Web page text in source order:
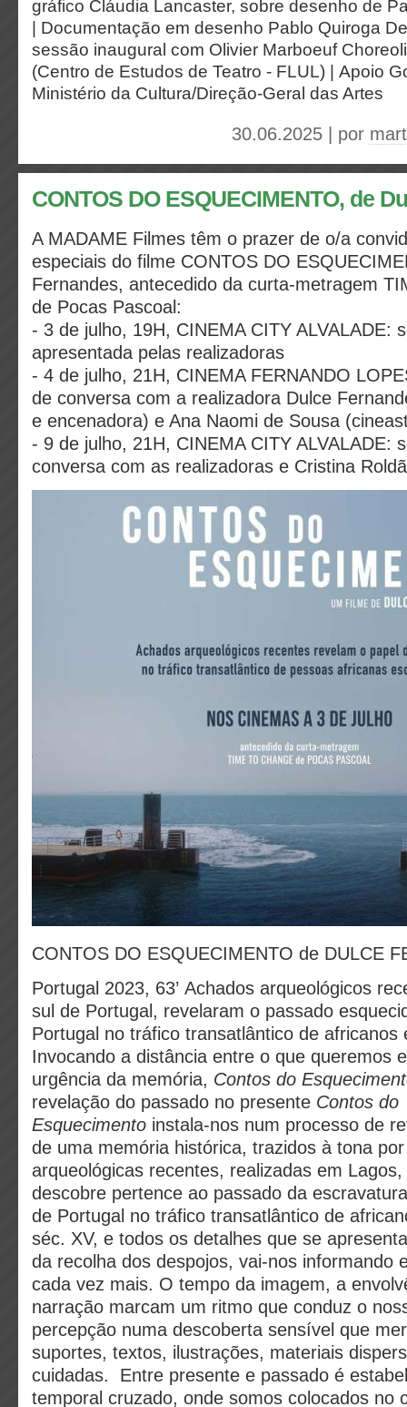
gráfico Cláudia Lancaster, sobre desenho de
Documentação em desenho Pablo Quiroga
sessão inaugural com Olivier Marboeuf
(Centro de Estudos de Teatro - FLUL) | Apoio
Ministério da Cultura/Direção-Geral das Artes
30.06.2025 | por
CONTOS DO ESQUECIMENTO, de
A MADAME Filmes têm o prazer de o/a
especiais do filme CONTOS DO
Fernandes, antecedido da curta-metragem
de Pocas Pascoal:
- 3 de julho, 19H, CINEMA CITY ALVALADE:
apresentada pelas realizadoras
- 4 de julho, 21H, CINEMA FERNANDO
de conversa com a realizadora Dulce
e encenadora) e Ana Naomi de Sousa
- 9 de julho, 21H, CINEMA CITY ALVALADE:
conversa com as realizadoras e Cristina
CONTOS DO ESQUECIMENTO de DULCE
Portugal 2023, 63’ Achados arqueológicos
sul de Portugal, revelaram o passado
Portugal no tráfico transatlântico de africanos
Invocando a distância entre o que queremos
urgência da memória, Contos do
revelação do passado no presente Contos do
Esquecimento instala-nos num processo de
de uma memória histórica, trazidos à tona
arqueológicas recentes, realizadas em
descobre pertence ao passado da
de Portugal no tráfico transatlântico de
séc. XV, e todos os detalhes que se
da recolha dos despojos, vai-nos informando
cada vez mais. O tempo da imagem, a
narração marcam um ritmo que conduz o
percepção numa descoberta sensível que
suportes, textos, ilustrações, materiais
cuidadas. Entre presente e passado é
temporal cruzado, onde somos colocados no